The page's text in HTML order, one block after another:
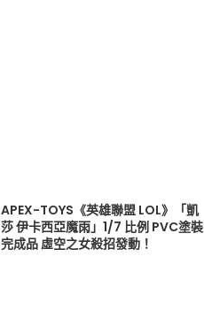
APEX-TOYS《英雄聯盟 LOL》「凱
莎 伊卡西亞魔雨」1/7 比例 PVC塗裝
完成品 虛空之女殺招發動！